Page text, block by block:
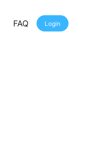
FAQ Login